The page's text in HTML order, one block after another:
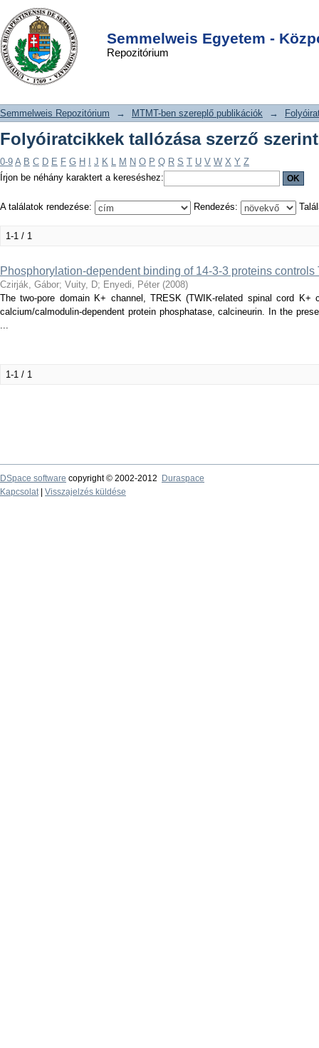
Semmelweis Egyetem -
Repozitórium
Folyóiratcikkek tallózása szerző
szerint "Vuity, D"
DSpace/Manakin Repository
Semmelweis Repozitórium → MTMT-ben szereplő publikációk →
Folyóiratcikkek tallózása szerző
0-9 A B C D E F G H J K L M N O P Q R S T U V W X Y Z
Írjon be néhány karaktert a kereséshez:
A találatok rendezése: Rendezés:
1-1 / 1
Phosphorylation-dependent binding of 14-3-3 proteins
Czirják, Gábor; Vuity, D; Enyedi, Péter (2008)
The two-pore domain K+ channel, TRESK (TWIK-related spinal cord
calcium/calmodulin-dependent protein phosphatase, calcineurin. In the
...
1-1 / 1
DSpace software copyright © 2002-2012
Duraspace
Kapcsolat| Visszajelzés küldése